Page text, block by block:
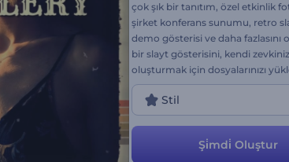
çok şık bir tanıtım, özel etkinlik
şirket konferans sunumu, retro
demo gösterisi ve daha fazlasını
bir slayt gösterisini, kendi
oluşturmak için dosyalarınızı
değer!
Stil
Şi̇mdi̇ Oluştur